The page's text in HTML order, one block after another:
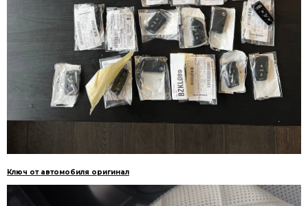
Ключ от автомобиля оригинал